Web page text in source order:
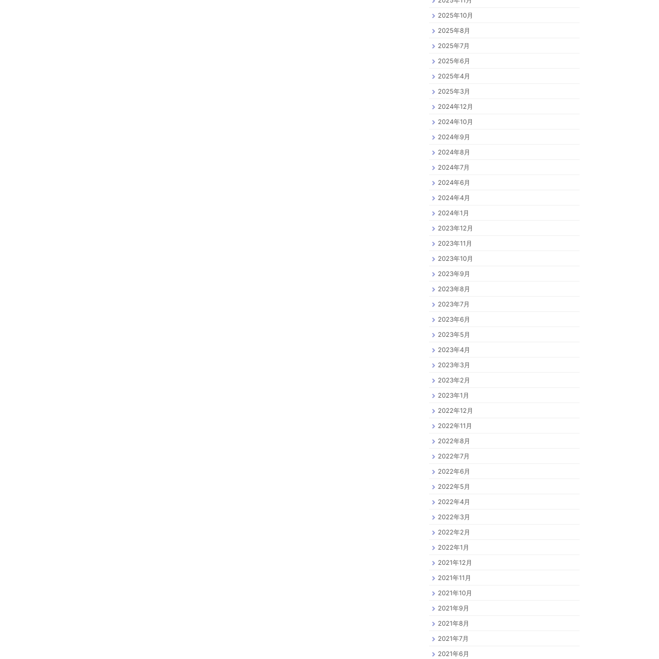
2025年10月
2025年8月
2025年7月
2025年6月
2025年4月
2025年3月
2024年12月
2024年10月
2024年9月
2024年8月
2024年7月
2024年6月
2024年4月
2024年1月
2023年12月
2023年11月
2023年10月
2023年9月
2023年8月
2023年7月
2023年6月
2023年5月
2023年4月
2023年3月
2023年2月
2023年1月
2022年12月
2022年11月
2022年8月
2022年7月
2022年6月
2022年5月
2022年4月
2022年3月
2022年2月
2022年1月
2021年12月
2021年11月
2021年10月
2021年9月
2021年8月
2021年7月
2021年6月